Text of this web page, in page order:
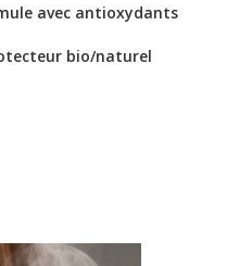
avec antioxydants
bio/naturel